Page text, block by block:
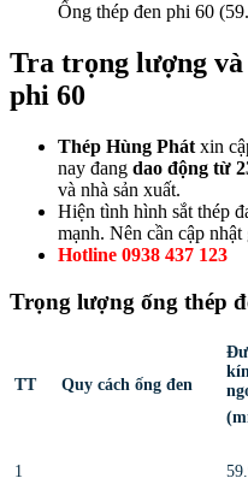
Ống thép đen phi 60
Tra trọng lượng và
phi 60
Thép Hùng Phát xin
nay đang dao động từ
và nhà sản xuất.
Hiện tình hình sắt thép
mạnh. Nên cần cập
Hotline 0938 437 123
Trọng lượng ống thép
TT Quy cách ống đen
1